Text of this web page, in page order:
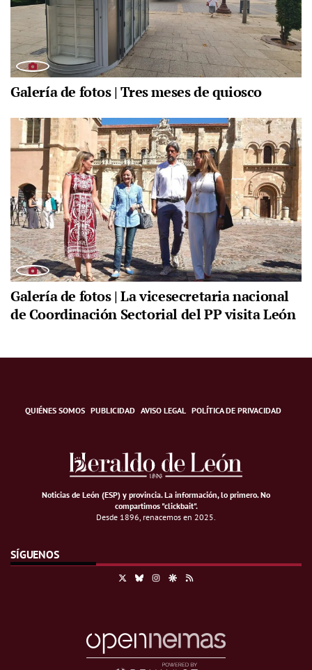
Galería de fotos | Tres meses de quiosco
Galería de fotos | La vicesecretaria nacional
de Coordinación Sectorial del PP visita León
QUIÉNES SOMOS PUBLICIDAD AVISO LEGAL POLÍTICA DE PRIVACIDAD
Noticias de León (ESP) y provincia. La información, lo primero.No
compartimos "clickbait".
Desde 1896, renacemos en 2025.
SÍGUENOS
BlueskyInstagramGoogle Discover